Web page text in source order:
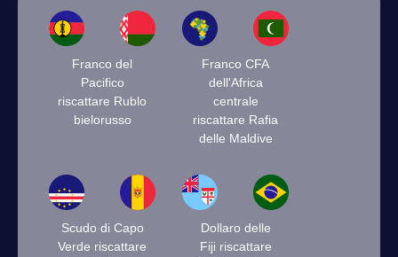
Franco del
Pacifico
riscattare Rublo
bielorusso
Franco CFA
dell'Africa
centrale
riscattare Rafia
delle Maldive
Scudo di Capo
Verde riscattare
Dollaro delle
Fiji riscattare